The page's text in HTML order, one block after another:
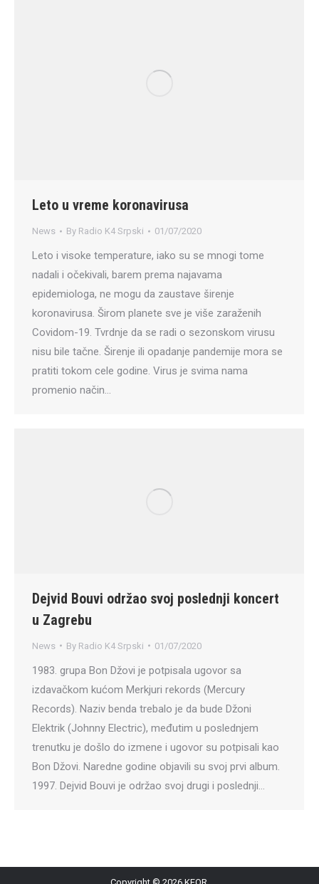
Leto u vreme koronavirusa
News By Radio K4 Srpski 01/07/2020
Leto i visoke temperature, iako su se mnogi tome
nadali i očekivali, barem prema najavama
epidemiologa, ne mogu da zaustave širenje
koronavirusa. Širom planete sve je više zaraženih
Covidom-19. Tvrdnje da se radi o sezonskom virusu
nisu bile tačne. Širenje ili opadanje pandemije mora se
pratiti tokom cele godine. Virus je svima nama
promenio način…
Dejvid Bouvi održao svoj poslednji koncert
u Zagrebu
News By Radio K4 Srpski 01/07/2020
1983. grupa Bon Džovi je potpisala ugovor sa
izdavačkom kućom Merkjuri rekords (Mercury
Records). Naziv benda trebalo je da bude Džoni
Elektrik (Johnny Electric), međutim u poslednjem
trenutku je došlo do izmene i ugovor su potpisali kao
Bon Džovi. Naredne godine objavili su svoj prvi album.
1997. Dejvid Bouvi je održao svoj drugi i poslednji…